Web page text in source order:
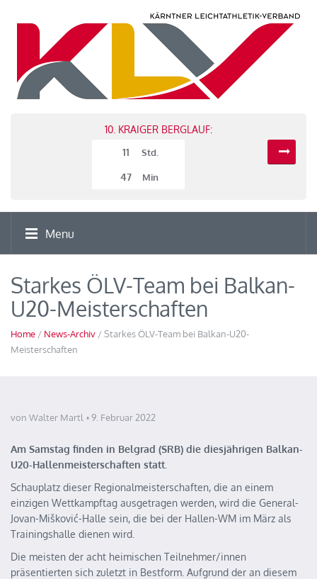
10. KRAIGER BERGLAUF:
11
Std.
47 Min
Menu
Starkes ÖLV-Team bei Balkan-
U20-Meisterschaften
Home / News-Archiv / Starkes ÖLV-Team bei Balkan-U20-
Meisterschaften
von Walter Martl 9. Februar 2022
Am Samstag finden in Belgrad (SRB) die diesjährigen Balkan-
U20-Hallenmeisterschaften statt.
Schauplatz dieser Regionalmeisterschaften, die an einem
einzigen Wettkampftag ausgetragen werden, wird die General-
Jovan-Mišković-Halle sein, die bei der Hallen-WM im März als
Trainingshalle dienen wird.
Die meisten der acht heimischen Teilnehmer/innen
präsentierten sich zuletzt in Bestform. Aufgrund der an diesem